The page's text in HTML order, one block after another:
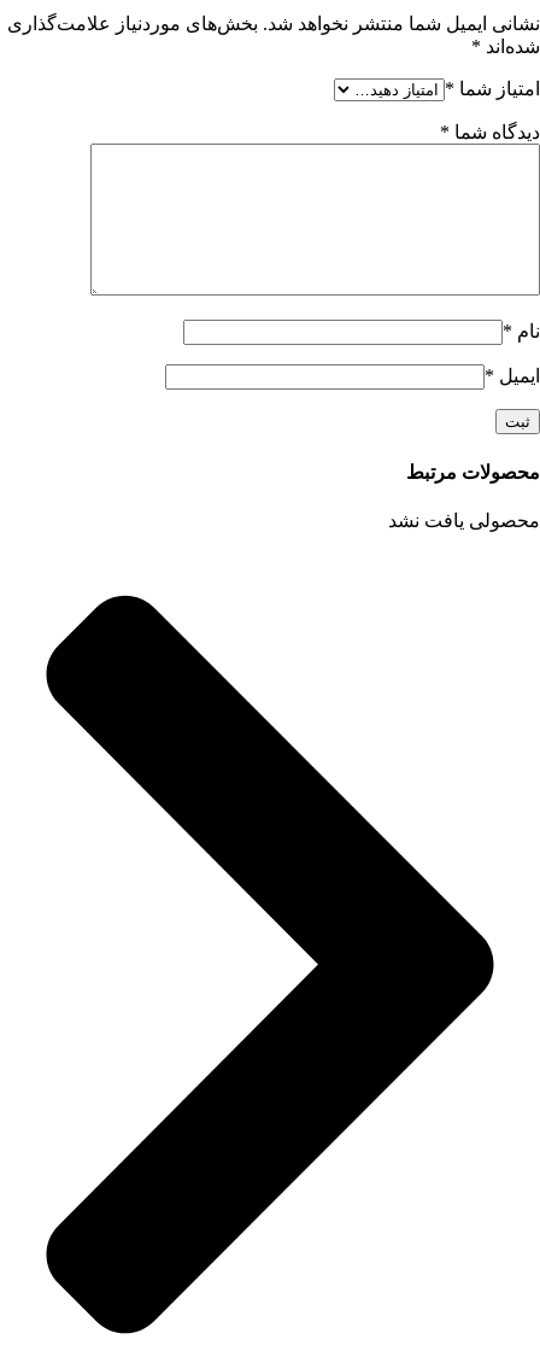
نشانی ایمیل شما منتشر نخواهد شد. بخش‌های موردنیاز علامت‌گذاری
شده‌اند *
امتیاز شما *
دیدگاه شما *
نام *
ایمیل *
محصولات مرتبط
محصولی یافت نشد